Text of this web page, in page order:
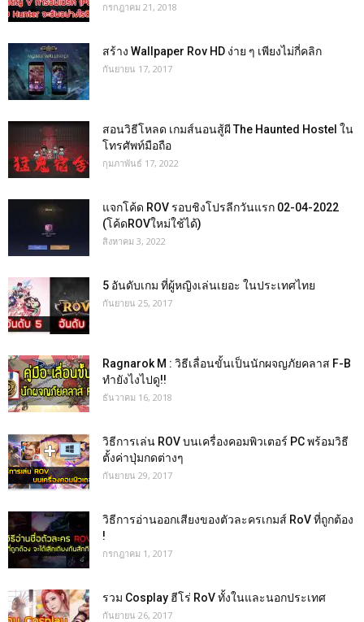
กรกฎาคม 21, 2018
สร้าง Wallpaper Rov HD ง่าย ๆ เพียงไม่กี่คลิก
กันยายน 17, 2017
สอนวิธีโหลด เกมส์นอนสู้ผี The Haunted Hostel ใน
โทรศัพท์มือถือ
กุมภาพันธ์ 17, 2022
แจกโค้ด ROV รอบชิงโปรลีกวันแรก 02-04-2022
(โค้ดROVใหม่ใช้ได้)
สิงหาคม 3, 2022
5 อันดับเกม ที่ผู้หญิงเล่นเยอะ ในประเทศไทย
กันยายน 25, 2017
Ragnarok M : วิธีเลื่อนขั้นเป็นนักผจญภัยคลาส F-B
ทำยังไงไปดู!!
ธันวาคม 16, 2018
วิธีการเล่น ROV บนเครื่องคอมพิวเตอร์ PC พร้อมวิธี
ตั้งค่าปุ่มกดต่างๆ
กันยายน 29, 2017
วิธีการอ่านออกเสียงของตัวละครเกมส์ RoV ที่ถูกต้อง
!
กรกฎาคม 1, 2017
รวม Cosplay ฮีโร่ RoV ทั้งในและนอกประเทศ
กันยายน 26, 2017